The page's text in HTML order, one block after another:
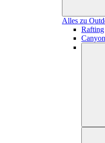
Alles zu
Rafting